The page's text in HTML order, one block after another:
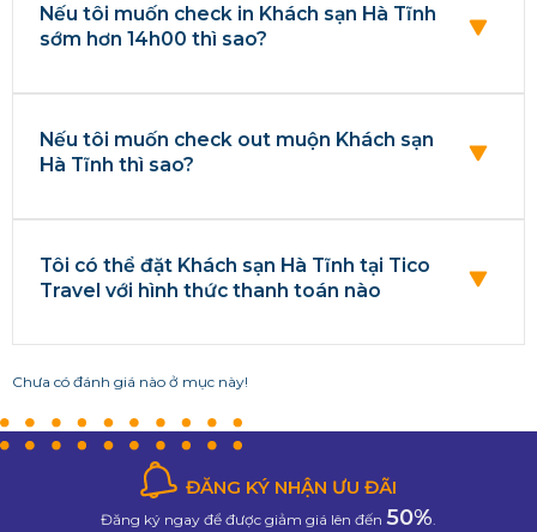
Nếu tôi muốn check in Khách sạn Hà Tĩnh
sớm hơn 14h00 thì sao?
Nếu tôi muốn check out muộn Khách sạn
Hà Tĩnh thì sao?
Tôi có thể đặt Khách sạn Hà Tĩnh tại Tico
Travel với hình thức thanh toán nào
Chưa có đánh giá nào ở mục này!
ĐĂNG KÝ NHẬN ƯU ĐÃI
Đăng ký ngay để được giảm giá lên đến 50%